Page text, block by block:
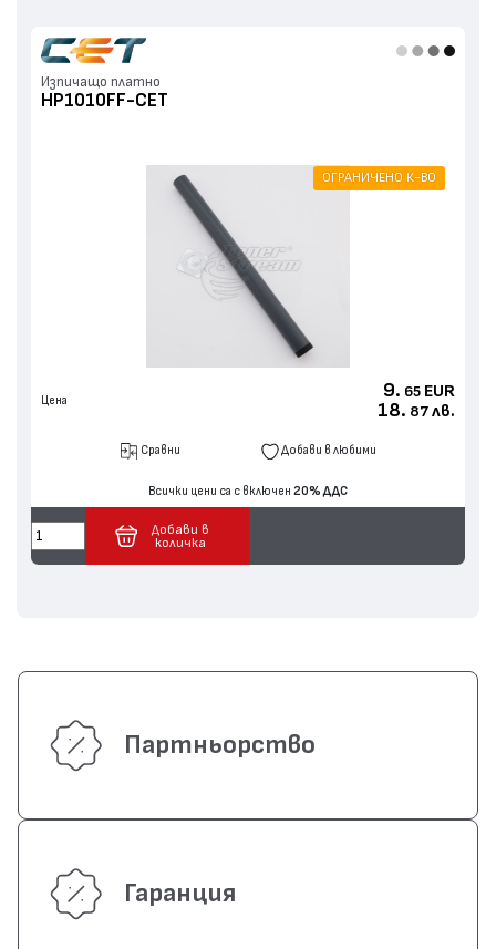
Изпичащо платно
HP1010FF-CET
ОГРАНИЧЕНО К-ВО
Цена 9. 65 EUR
18. 87 лв.
Сравни Добави в любими
Всички цени са с включен 20% ДДС
Добави в
количка
Партньорство
Гаранция